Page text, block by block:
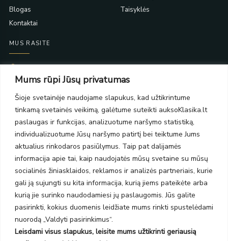
Mums rūpi Jūsų privatumas
Šioje svetainėje naudojame slapukus, kad užtikrintume
tinkamą svetainės veikimą, galėtume suteikti auksoKlasika.lt
paslaugas ir funkcijas, analizuotume naršymo statistiką,
individualizuotume Jūsų naršymo patirtį bei teiktume Jums
aktualius rinkodaros pasiūlymus. Taip pat dalijamės
informacija apie tai, kaip naudojatės mūsų svetaine su mūsų
socialinės žiniasklaidos, reklamos ir analizės partneriais, kurie
gali ją sujungti su kita informacija, kurią jiems pateikėte arba
kurią jie surinko naudodamiesi jų paslaugomis. Jūs galite
pasirinkti, kokius duomenis leidžiate mums rinkti spustelėdami
nuorodą „Valdyti pasirinkimus“.
Leisdami visus slapukus, leisite mums užtikrinti geriausią
Blogas
Kontaktai
Taisyklės
MUS RASITE
PC Molas, Klaipėda
PC BIG 2, Klaipėda
Šilutės pl. 35
PC Banginis, Klaipėda
NAUJIENLAIŠKIS
Prenumeruokite ir gaukite pasiūlymus, naujienas bei riboto
leidimo kolekcijas.
SIŲSTI